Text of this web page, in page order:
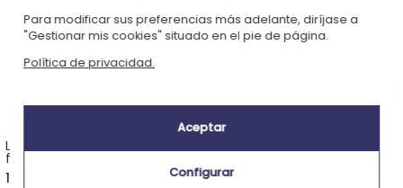
Llavero de cumpleaños con
foto
15,90 €
23,90 €
Para modificar sus preferencias más adelante, diríjase a
"Gestionar mis cookies" situado en el pie de página.
Política de privacidad.
Aceptar
Configurar